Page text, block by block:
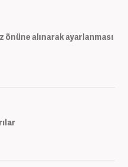
önüne alınarak ayarlanması